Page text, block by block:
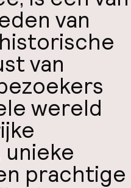
van
van
wereld
prachtige